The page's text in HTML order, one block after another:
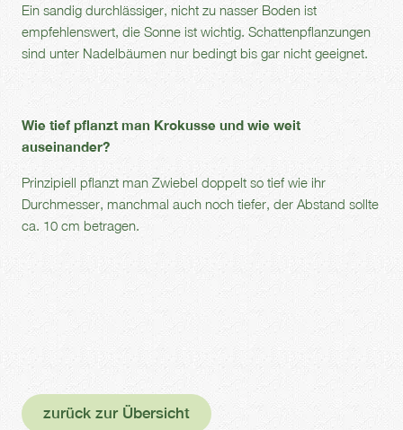
Ein sandig durchlässiger, nicht zu nasser Boden ist
empfehlenswert, die Sonne ist wichtig. Schattenpflanzungen
sind unter Nadelbäumen nur bedingt bis gar nicht geeignet.
Wie tief pflanzt man Krokusse und wie weit
auseinander?
Prinzipiell pflanzt man Zwiebel doppelt so tief wie ihr
Durchmesser, manchmal auch noch tiefer, der Abstand sollte
ca. 10 cm betragen.
zurück zur Übersicht